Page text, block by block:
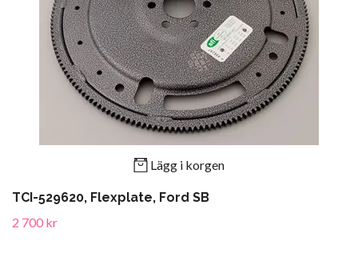
Lägg i korgen
TCI-529620, Flexplate, Ford SB
2 700 kr